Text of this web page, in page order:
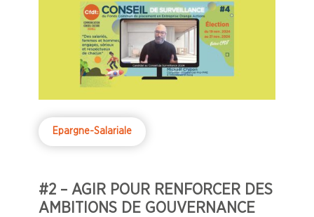
Epargne-Salariale
#2 – AGIR POUR RENFORCER DES
AMBITIONS DE GOUVERNANCE